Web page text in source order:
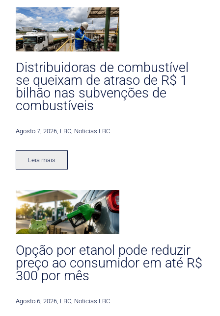
Distribuidoras de combustível
se queixam de atraso de R$ 1
bilhão nas subvenções de
combustíveis
Agosto 7, 2026 LBC Noticias LBC
Leia mais
Opção por etanol pode reduzir
preço ao consumidor em até R$
300 por mês
Agosto 6, 2026 LBC Noticias LBC